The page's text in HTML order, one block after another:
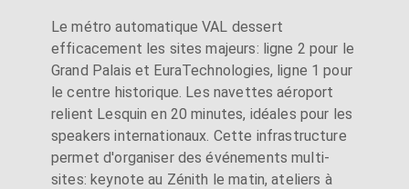
Le métro automatique VAL dessert
efficacement les sites majeurs: ligne 2 pour le
Grand Palais et EuraTechnologies, ligne 1 pour
le centre historique. Les navettes aéroport
relient Lesquin en 20 minutes, idéales pour les
speakers internationaux. Cette infrastructure
permet d'organiser des événements multi-
sites: keynote au Zénith le matin, ateliers à